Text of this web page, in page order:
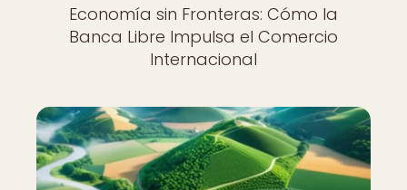
Economía sin Fronteras: Cómo la
Banca Libre Impulsa el Comercio
Internacional